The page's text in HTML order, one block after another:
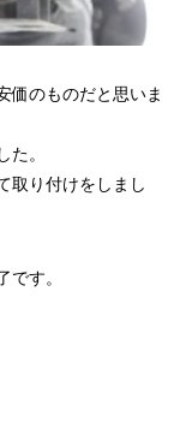
価のものだと思いま
。
取り付けをしまし
です。